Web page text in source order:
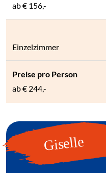
ab€ 156,-
Einzelzimmer
ab€ 244,-
Giselle